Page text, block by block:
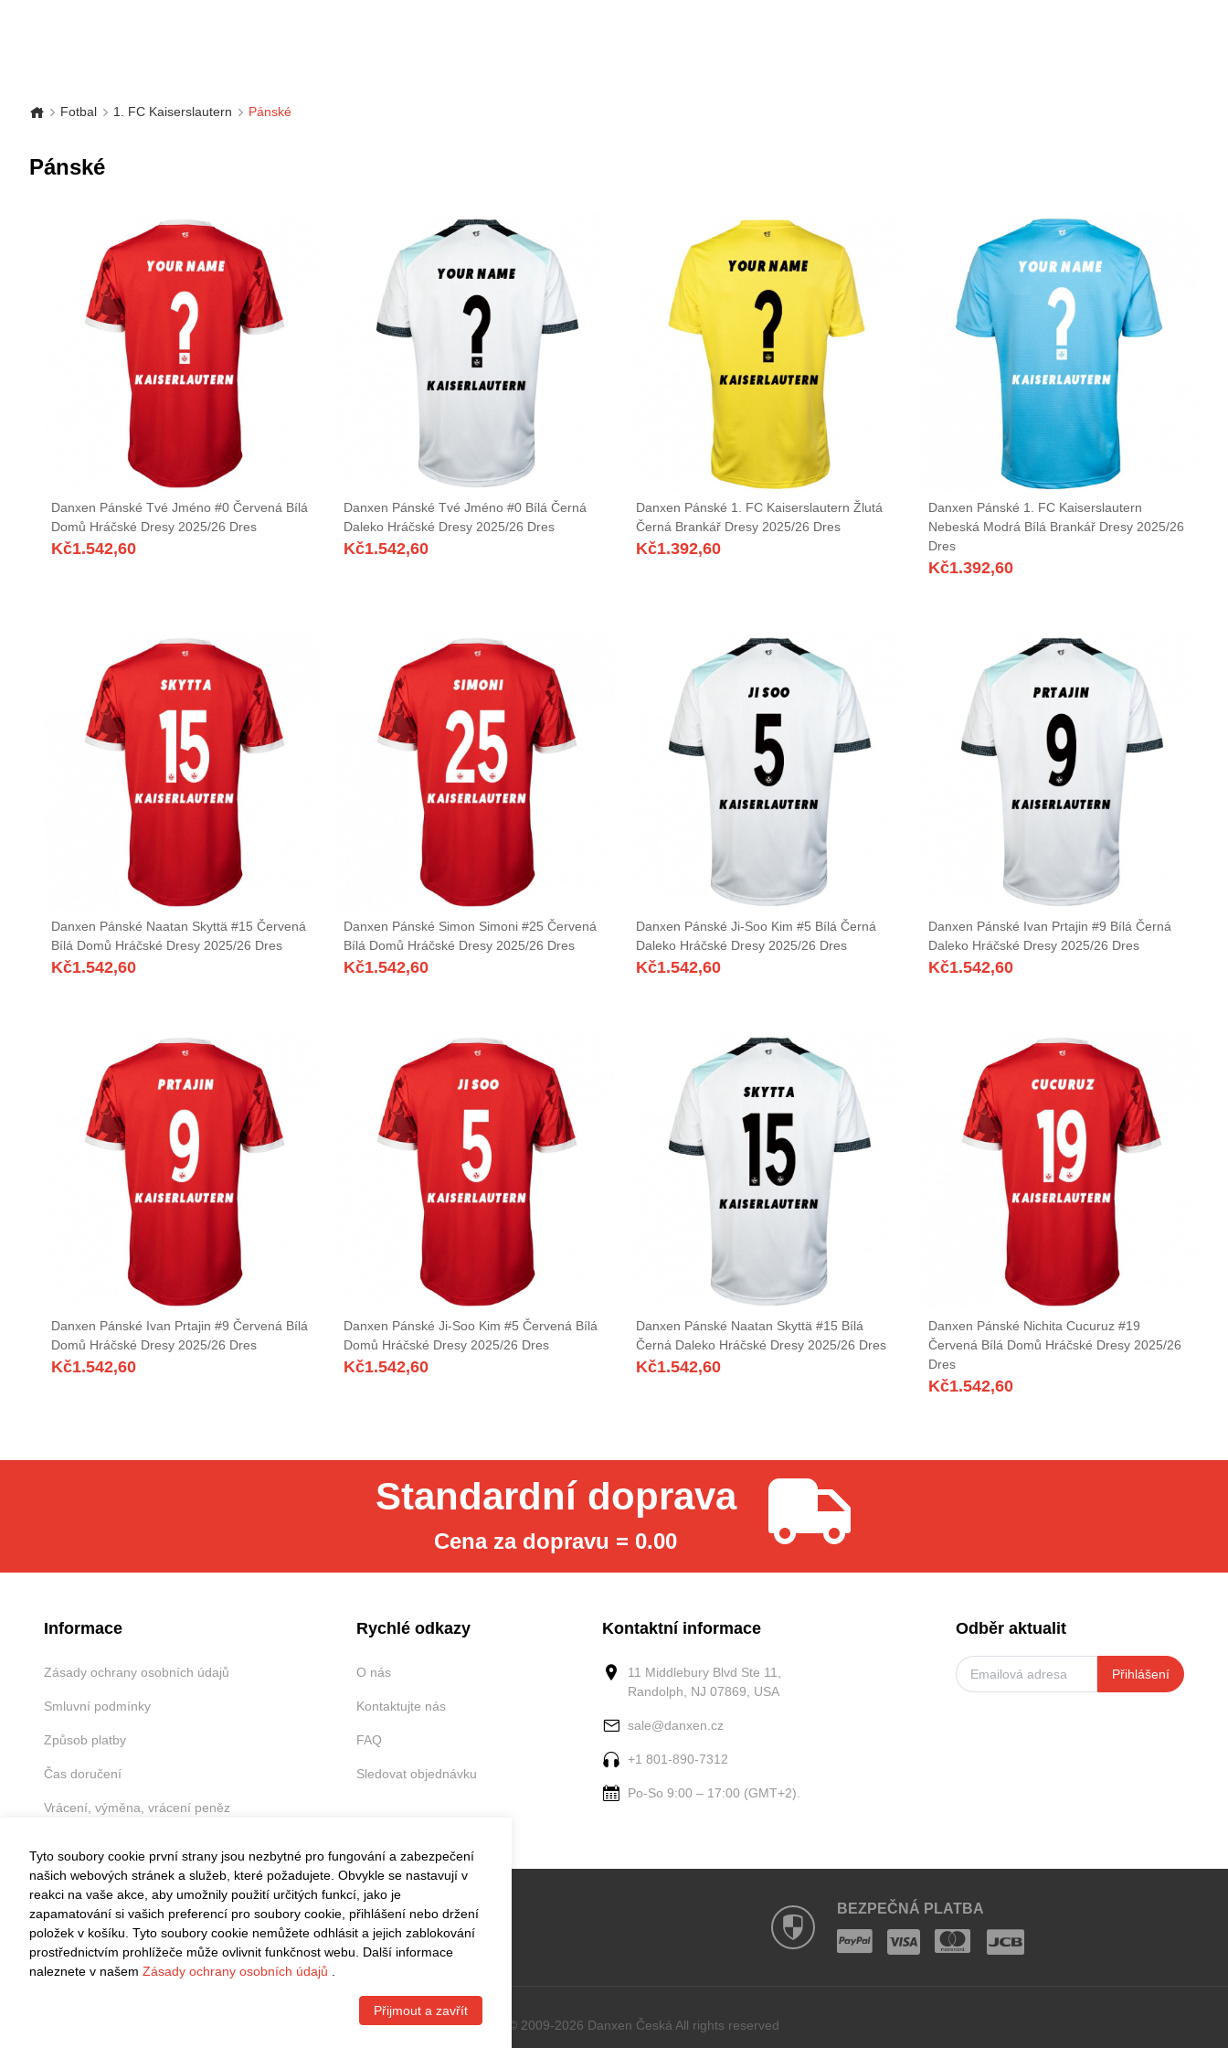
Fotbal 1. FC Kaiserslautern Pánské
Pánské
Danxen Pánské Tvé Jméno #0 Červená Bílá
Domů Hráčské Dresy 2025/26 Dres
Kč1.542,60
Danxen Pánské Tvé Jméno #0 Bílá Černá
Daleko Hráčské Dresy 2025/26 Dres
Kč1.542,60
Danxen Pánské 1. FC Kaiserslautern Žlutá
Černá Brankář Dresy 2025/26 Dres
Kč1.392,60
Danxen Pánské 1. FC Kaiserslautern
Nebeská Modrá Bílá Brankář Dresy 2025/26
Dres
Kč1.392,60
Danxen Pánské Naatan Skyttä #15 Červená
Bílá Domů Hráčské Dresy 2025/26 Dres
Kč1.542,60
Danxen Pánské Simon Simoni #25 Červená
Bílá Domů Hráčské Dresy 2025/26 Dres
Kč1.542,60
Danxen Pánské Ji-Soo Kim #5 Bílá Černá
Daleko Hráčské Dresy 2025/26 Dres
Kč1.542,60
Danxen Pánské Ivan Prtajin #9 Bílá Černá
Daleko Hráčské Dresy 2025/26 Dres
Kč1.542,60
Danxen Pánské Ivan Prtajin #9 Červená Bílá
Domů Hráčské Dresy 2025/26 Dres
Kč1.542,60
Danxen Pánské Ji-Soo Kim #5 Červená Bílá
Domů Hráčské Dresy 2025/26 Dres
Kč1.542,60
Danxen Pánské Naatan Skyttä #15 Bílá
Černá Daleko Hráčské Dresy 2025/26 Dres
Kč1.542,60
Danxen Pánské Nichita Cucuruz #19
Červená Bílá Domů Hráčské Dresy 2025/26
Dres
Kč1.542,60
Standardní doprava
Cena za dopravu = 0.00
Informace
Zásady ochrany osobních údajů
Smluvní podmínky
Způsob platby
Čas doručení
Vrácení, výměna, vrácení peněz
Rychlé odkazy
O nás
Kontaktujte nás
FAQ
Sledovat objednávku
Kontaktní informace
11 Middlebury Blvd Ste 11,
Randolph, NJ 07869, USA
sale@danxen.cz
+1 801-890-7312
Po-So 9:00 – 17:00 (GMT+2).
Odběr aktualit
Přihlášení
VRÁCENÍ ZDARMA
Snadné vrácení do 30 dnů
BEZPEČNÁ PLATBA
Copyright © 2009-2026 Danxen Česká All rights reserved
Tyto soubory cookie první strany jsou nezbytné pro fungování a zabezpečení
našich webových stránek a služeb, které požadujete. Obvykle se nastavují v
reakci na vaše akce, aby umožnily použití určitých funkcí, jako je
zapamatování si vašich preferencí pro soubory cookie, přihlášení nebo držení
položek v košíku. Tyto soubory cookie nemůžete odhlásit a jejich zablokování
prostřednictvím prohlížeče může ovlivnit funkčnost webu. Další informace
naleznete v našem Zásady ochrany osobních údajů
Přijmout a zavřít